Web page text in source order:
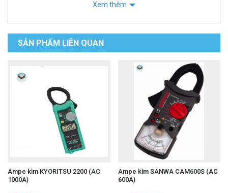
Xem thêm
SẢN PHẨM LIÊN QUAN
Ampe kìm KYORITSU 2200 (AC
1000A)
Ampe kìm SANWA CAM600S (AC
600A)